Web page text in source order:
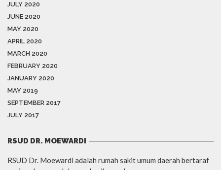
JULY 2020
JUNE 2020
MAY 2020
APRIL 2020
MARCH 2020
FEBRUARY 2020
JANUARY 2020
MAY 2019
SEPTEMBER 2017
JULY 2017
RSUD DR. MOEWARDI
RSUD Dr. Moewardi adalah rumah sakit umum daerah bertaraf